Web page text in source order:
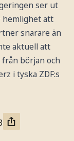
ser ut
hemlighet att
snarare än
aktuell att
början och
i tyska ZDF:s